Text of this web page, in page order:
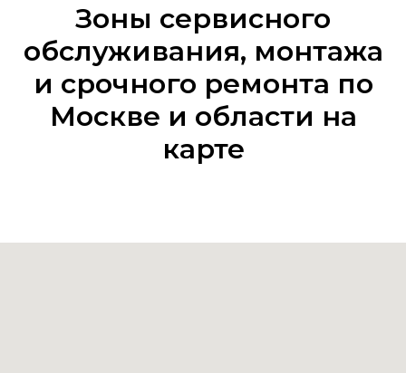
Зоны сервисного
обслуживания, монтажа
и срочного ремонта по
Москве и области на
карте